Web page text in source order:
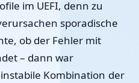
im UEFI, denn zu
sporadische
ob der Fehler mit
– dann war
Kombination der